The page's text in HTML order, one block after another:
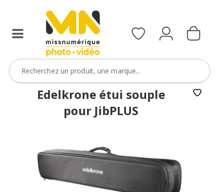
Edelkrone étui souple
pour JibPLUS